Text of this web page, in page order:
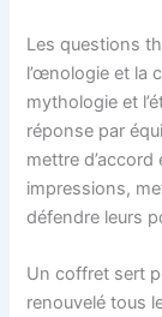
Les questions
l’œnologie et la
mythologie et
réponse par
mettre
impressions,
défendre leurs
Un coffret sert
renouvelé tous